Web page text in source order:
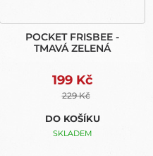
POCKET FRISBEE -
TMAVÁ ZELENÁ
199 Kč
229 Kč
DO KOŠÍKU
SKLADEM